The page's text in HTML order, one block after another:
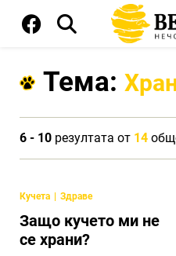
Тема:
6 - 10 резултата от 14
Кучета Здраве
Защо кучето ми не
се храни?